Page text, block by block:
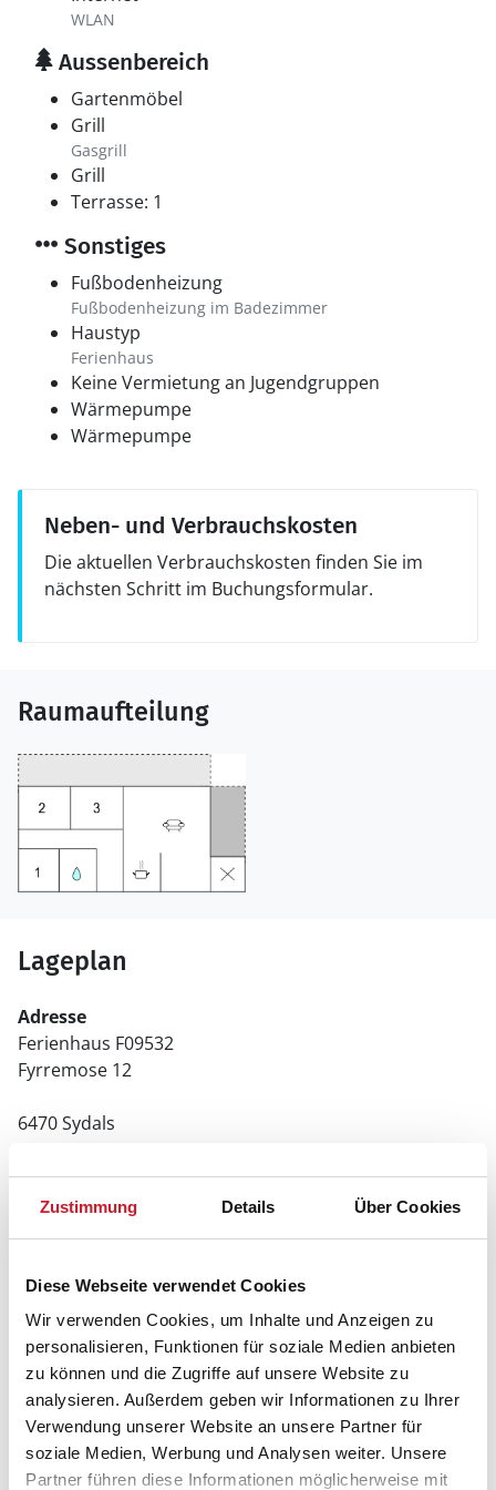
Zustimmung Details Über Cookies
Diese Webseite verwendet Cookies
Wir verwenden Cookies, um Inhalte und Anzeigen zu
personalisieren, Funktionen für soziale Medien anbieten
zu können und die Zugriffe auf unsere Website zu
analysieren. Außerdem geben wir Informationen zu Ihrer
Verwendung unserer Website an unsere Partner für
soziale Medien, Werbung und Analysen weiter. Unsere
Partner führen diese Informationen möglicherweise mit
WLAN
Aussenbereich
Gartenmöbel
Grill
Gasgrill
Grill
Terrasse: 1
Sonstiges
Fußbodenheizung
Fußbodenheizung im Badezimmer
Haustyp
Ferienhaus
Keine Vermietung an Jugendgruppen
Wärmepumpe
Wärmepumpe
Neben- und Verbrauchskosten
Die aktuellen Verbrauchskosten finden Sie im
nächsten Schritt im Buchungsformular.
Raumaufteilung
Lageplan
Adresse
Ferienhaus F09532
Fyrremose 12
6470 Sydals